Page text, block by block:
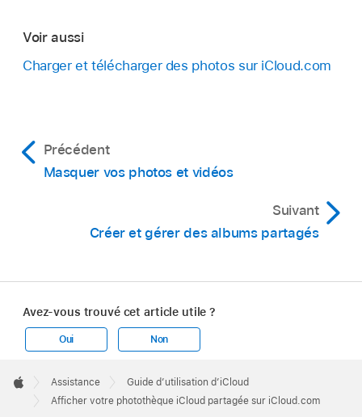
Voir aussi
Charger et télécharger des photos sur iCloud.com
Précédent
Masquer vos photos et vidéos
Suivant
Créer et gérer des albums partagés
Avez-vous trouvé cet article utile ?
Oui Non
Footer

Apple
Assistance
Guide d’utilisation d’iCloud
Afficher votre photothèque iCloud partagée sur iCloud.com